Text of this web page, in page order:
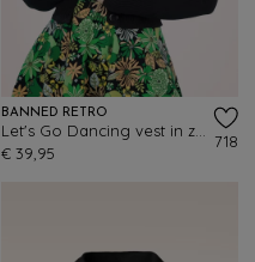
BANNED RETRO
€ 39,95
718